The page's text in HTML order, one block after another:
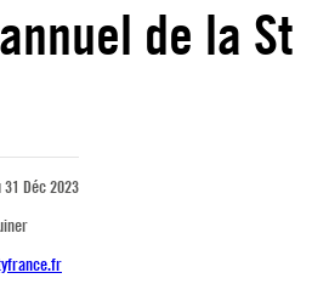
de la St
31 Déc 2023